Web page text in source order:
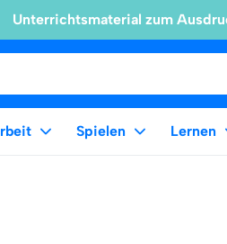
Unterrichtsmaterial zum
Spielen Lernen